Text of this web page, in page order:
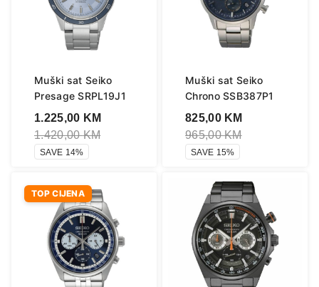
Muški sat Seiko
Presage SRPL19J1
1.225,00 KM
1.420,00KM
SAVE 14%
Muški sat Seiko
Chrono SSB387P1
825,00 KM
965,00KM
SAVE 15%
TOP CIJENA